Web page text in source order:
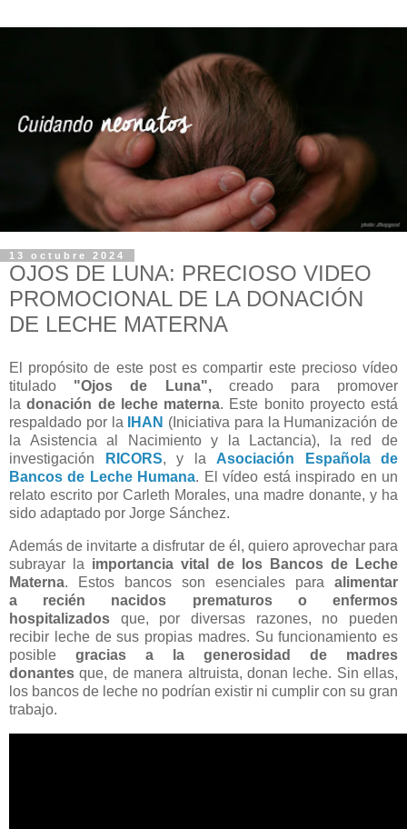
13 octubre 2024
OJOS DE LUNA: PRECIOSO VIDEO
PROMOCIONAL DE LA DONACIÓN
DE LECHE MATERNA
El propósito de este post es compartir este precioso vídeo
titulado "Ojos de Luna",creado para promover
ladonación de leche materna. Este bonito proyecto está
respaldado por la
IHAN (Iniciativa para la Humanización de
la Asistencia al Nacimiento y la Lactancia), la red de
investigación
RICORS, y la Asociación Española de
Bancos de Leche Humana. El vídeo está inspirado en un
relato escrito por Carleth Morales, una madre donante, y ha
sido adaptado por Jorge Sánchez.
Además de invitarte a disfrutar de él, quiero aprovechar para
subrayar la importancia vital de los Bancos de Leche
Materna. Estos bancos son esenciales para alimentar
a recién nacidos prematuros o enfermos
hospitalizados que, por diversas razones, no pueden
recibir leche de sus propias madres. Su funcionamiento es
posible gracias a la generosidad de madres
donantes que, de manera altruista, donan leche. Sin ellas,
los bancos de leche no podrían existir ni cumplir con su gran
trabajo.